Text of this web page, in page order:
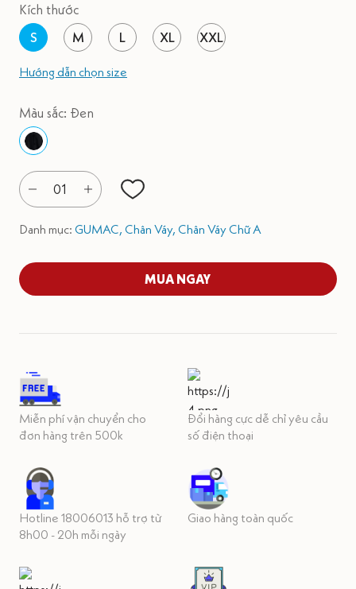
Kích thước
S
M L XL XXL
Hướng dẫn chọn size
Màu sắc: Đen
01
Danh mục: GUMAC, Chân Váy, Chân Váy Chữ A
MUA NGAY
Miễn phí vận chuyển cho
đơn hàng trên 500k
Đổi hàng cực dễ chỉ yêu cầu
số điện thoại
Hotline 18006013 hỗ trợ từ
8h00 - 20h mỗi ngày
Giao hàng toàn quốc